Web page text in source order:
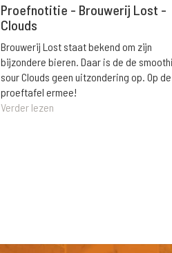
Proefnotitie - Brouwerij Lost -
Clouds
Brouwerij Lost staat bekend om zijn
bijzondere bieren. Daar is de de
sour Clouds geen uitzondering op. Op de
proeftafel ermee!
Verder lezen